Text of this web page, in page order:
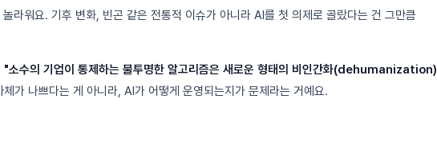
라워요. 기후 변화, 빈곤 같은 전통적 이슈가 아니라 AI를 첫 의제로 골랐다는 건 그만큼
"소수의 기업이 통제하는 불투명한 알고리즘은 새로운 형태의 비인간화(dehumanization)
가 나쁘다는 게 아니라, AI가 어떻게 운영되는지가 문제라는 거예요.